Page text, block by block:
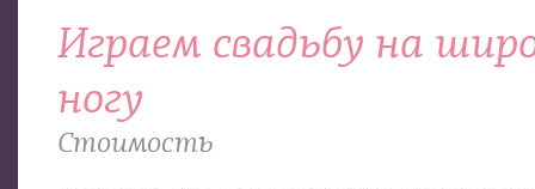
Играем свадьбу на
ногу
Стоимость